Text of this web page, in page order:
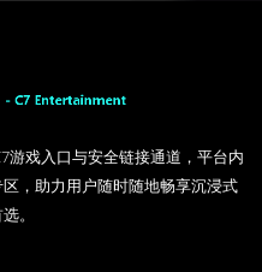
游戏入口与安全链接通道，平台内
，助力用户随时随地畅享沉浸式
。